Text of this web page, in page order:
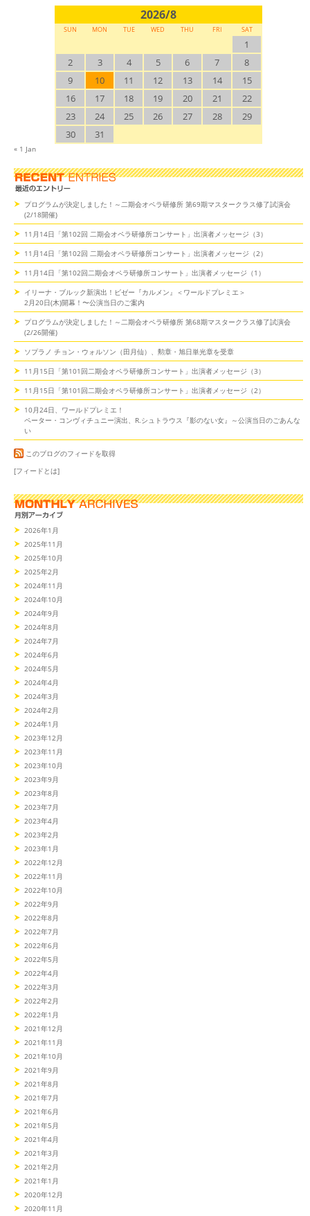
2026/8
SUN MON TUE WED THU FRI SAT
1
2
3 4 5 6 7
8
9
10 11 12 13 14
15
16
17 18 19 20 21
22
23
24 25 26 27 28
29
30
31
« 1 Jan
プログラムが決定しました！～二期会オペラ研修所 第69期マスタークラス修了試演会
(2/18開催)
11月14日「第102回 二期会オペラ研修所コンサート」出演者メッセージ（3）
11月14日「第102回 二期会オペラ研修所コンサート」出演者メッセージ（2）
11月14日「第102回二期会オペラ研修所コンサート」出演者メッセージ（1）
イリーナ・ブルック新演出！ビゼー『カルメン』＜ワールドプレミエ＞
2月20日(木)開幕！〜公演当日のご案内
プログラムが決定しました！～二期会オペラ研修所 第68期マスタークラス修了試演会
(2/26開催)
ソプラノ チョン・ウォルソン（田月仙）、勲章・旭日単光章を受章
11月15日「第101回二期会オペラ研修所コンサート」出演者メッセージ（3）
11月15日「第101回二期会オペラ研修所コンサート」出演者メッセージ（2）
10月24日、ワールドプレミエ！
ペーター・コンヴィチュニー演出、R.シュトラウス『影のない女』～公演当日のごあんな
い
このブログのフィードを取得
[フィードとは]
2026年1月
2025年11月
2025年10月
2025年2月
2024年11月
2024年10月
2024年9月
2024年8月
2024年7月
2024年6月
2024年5月
2024年4月
2024年3月
2024年2月
2024年1月
2023年12月
2023年11月
2023年10月
2023年9月
2023年8月
2023年7月
2023年4月
2023年2月
2023年1月
2022年12月
2022年11月
2022年10月
2022年9月
2022年8月
2022年7月
2022年6月
2022年5月
2022年4月
2022年3月
2022年2月
2022年1月
2021年12月
2021年11月
2021年10月
2021年9月
2021年8月
2021年7月
2021年6月
2021年5月
2021年4月
2021年3月
2021年2月
2021年1月
2020年12月
2020年11月